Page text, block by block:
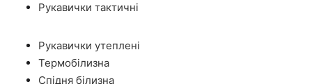
Рукавички тактичні
Рукавички утеплені
Термобілизна
Спідня білизна